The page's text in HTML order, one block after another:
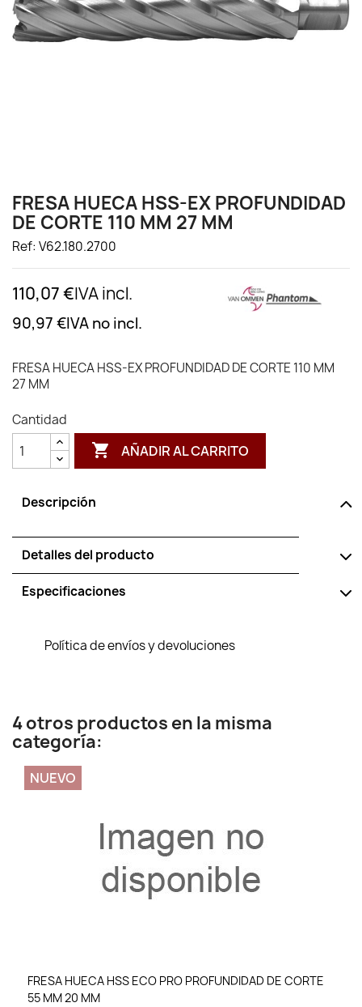
FRESA HUECA HSS-EX PROFUNDIDAD
DE CORTE 110 MM 27 MM
Ref: V62.180.2700
110,07 €IVA incl.
90,97 €IVA no incl.
FRESA HUECA HSS-EX PROFUNDIDAD DE CORTE 110 MM
27 MM
Cantidad
 AÑADIR AL CARRITO
Descripción
Detalles del producto
Especificaciones
Política de envíos y devoluciones
4 otros productos en la misma
categoría:
FRESA HUECA HSS ECO PRO PROFUNDIDAD DE CORTE
55 MM 20 MM
NUEVO